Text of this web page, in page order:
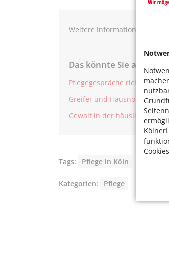
Weitere Informationen im
Das könnte Sie auch
Pflegegespräche richtig
Greifer und Hausnotruf
Gewalt in der häuslichen
Tags: Pflege in Köln
Kategorien: Pflege